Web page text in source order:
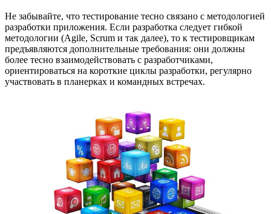
Не забывайте, что тестирование тесно связано с методологией
разработки приложения. Если разработка следует гибкой
методологии (Agile, Scrum и так далее), то к тестировщикам
предъявляются дополнительные требования: они должны
более тесно взаимодействовать с разработчиками,
ориентироваться на короткие циклы разработки, регулярно
участвовать в планерках и командных встречах.